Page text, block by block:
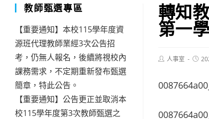
轉知
第一
Post人事室
Post
教師甄選專區
【重要通知】本校115學年度資
源班代理教師業經3次公告招
考，仍無人報名，後續將視校內
課務需求，不定期重新發布甄選
簡章，特此公告。
【重要通知】公告更正並取消本
校115學年度第3次教師甄選之